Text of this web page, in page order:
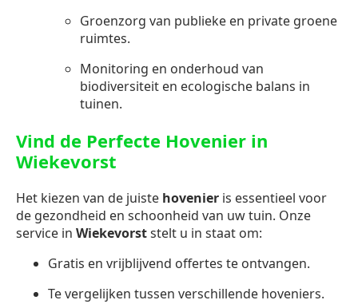
Groenzorg van publieke en private groene
ruimtes.
Monitoring en onderhoud van
biodiversiteit en ecologische balans in
tuinen.
Vind de Perfecte Hovenier in
Wiekevorst
Het kiezen van de juiste hovenier is essentieel voor
de gezondheid en schoonheid van uw tuin. Onze
service in Wiekevorststelt u in staat om:
Gratis en vrijblijvend offertes te ontvangen.
Te vergelijken tussen verschillende hoveniers.